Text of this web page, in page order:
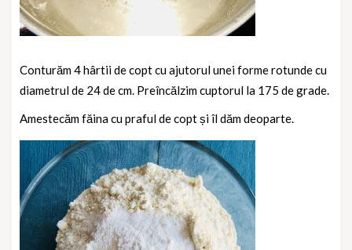
Conturăm 4 hârtii de copt cu ajutorul unei forme rotunde cu
diametrul de 24 de cm. Preîncălzim cuptorul la 175 de grade.
Amestecăm făina cu praful de copt și îl dăm deoparte.